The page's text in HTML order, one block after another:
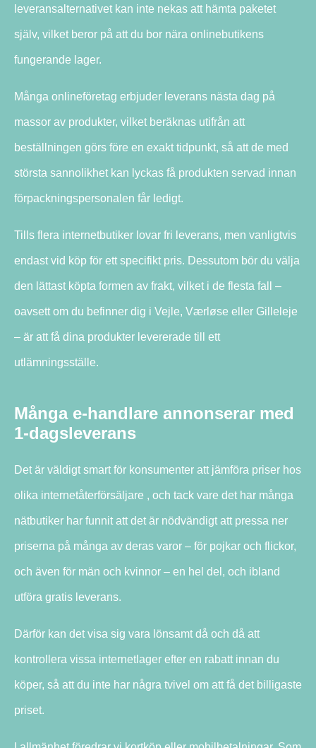
leveransalternativet kan inte nekas att hämta paketet
själv, vilket beror på att du bor nära onlinebutikens
fungerande lager.
Många onlineföretag erbjuder leverans nästa dag på
massor av produkter, vilket beräknas utifrån att
beställningen görs före en exakt tidpunkt, så att de med
största sannolikhet kan lyckas få produkten servad innan
förpackningspersonalen får ledigt.
Tills flera internetbutiker lovar fri leverans, men vanligtvis
endast vid köp för ett specifikt pris. Dessutom bör du välja
den lättast köpta formen av frakt, vilket i de flesta fall –
oavsett om du befinner dig i Vejle, Værløse eller Gilleleje
– är att få dina produkter levererade till ett
utlämningsställe.
Många e-handlare annonserar med
1-dagsleverans
Det är väldigt smart för konsumenter att jämföra priser hos
olika internetåterförsäljare , och tack vare det har många
nätbutiker har funnit att det är nödvändigt att pressa ner
priserna på många av deras varor – för pojkar och flickor,
och även för män och kvinnor – en hel del, och ibland
utföra gratis leverans.
Därför kan det visa sig vara lönsamt då och då att
kontrollera vissa internetlager efter en rabatt innan du
köper, så att du inte har några tvivel om att få det billigaste
priset.